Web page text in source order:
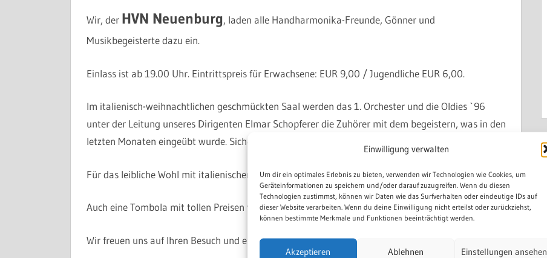
Einwilligung verwalten
Um dir ein optimales Erlebnis zu bieten, verwenden wir Technologien wie Cookies, um
Geräteinformationen zu speichern und/oder darauf zuzugreifen. Wenn du diesen
Technologien zustimmst, können wir Daten wie das Surfverhalten oder eindeutige IDs auf
dieser Website verarbeiten. Wenn du deine Einwilligung nicht erteilst oder zurückziehst,
können bestimmte Merkmale und Funktionen beeinträchtigt werden.
Akzeptieren Ablehnen Einstellungen ansehen
Wir, der HVN Neuenburg, laden alle Handharmonika-Freunde, Gönner und
Musikbegeisterte dazu ein.
Einlass ist ab 19.00 Uhr. Eintrittspreis für Erwachsene: EUR 9,00 / Jugendliche EUR 6,00.
Im italienisch-weihnachtlichen geschmückten Saal werden das 1. Orchester und die Oldies `96
unter der Leitung unseres Dirigenten Elmar Schopferer die Zuhörer mit dem begeistern, was in den
letzten Monaten eingeübt wurde. Sicherlich ist für jeden Geschmack etwas dabei.
Für das leibliche Wohl mit italienischen Essen und Getränken ist gesorgt.
Auch eine Tombola mit tollen Preisen wird es wieder geben.
Wir freuen uns auf Ihren Besuch und einen schönen Abend.